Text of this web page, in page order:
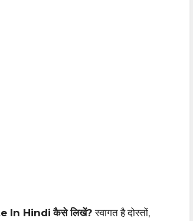
In Hindi कैसे लिखें? स्वागत है दोस्तों,